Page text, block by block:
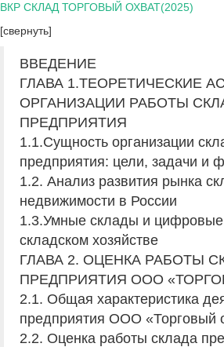
ВКР СКЛАД ТОРГОВЫЙ ОХВАТ(2025)
[свернуть]
ВВЕДЕНИЕ
ГЛАВА 1.ТЕОРЕТИЧЕСКИЕ
ОРГАНИЗАЦИИ РАБОТЫ
ПРЕДПРИЯТИЯ
1.1.Сущность организации
предприятия: цели, задачи и
1.2. Анализ развития рынка
недвижимости в России
1.3.Умные склады и цифровые
складском хозяйстве
ГЛАВА 2. ОЦЕНКА РАБОТЫ
ПРЕДПРИЯТИЯ ООО
2.1. Общая характеристика
предприятия ООО «Торговый
2.2. Оценка работы склада